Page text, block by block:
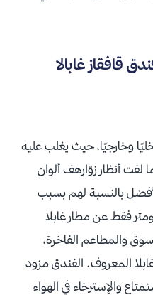
قافقاز غابالا
وخارجيًا، حيث يغلب عليه
لفت أنظار زوّارهف ألوان
بالنسبة لهم بسبب
يبعُد مسافة 21 كيلومتر فقط عن مطار غابلا
والمطاعم الفاخرة،
المعروف. الفندق مزود
والإسترخاء في الهواء